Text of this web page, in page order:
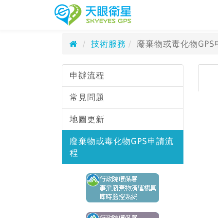
廢棄物或毒化物GPS申請
技術服務 廢棄物或毒化物GPS
申辦流程
常見問題
地圖更新
廢棄物或毒化物GPS申請流
程